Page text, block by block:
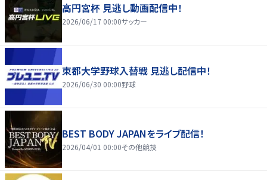
高円宮杯 見逃し動画配信中！
2026/06/17 00:00サッカー
東都大学野球入替戦 見逃し配信中！
2026/06/30 00:00野球
BEST BODY JAPANをライブ配信！
2026/04/01 00:00その他競技